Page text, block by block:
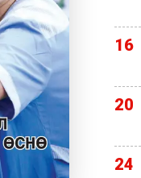
16
20
24